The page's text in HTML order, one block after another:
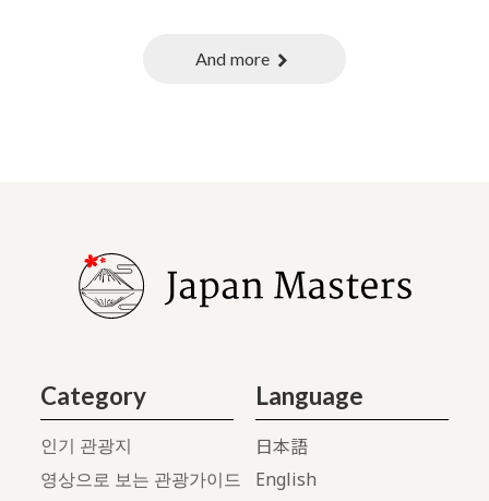
And more chevron_right
Category
인기 관광지
영상으로 보는 관광가이드
Language
日本語
English